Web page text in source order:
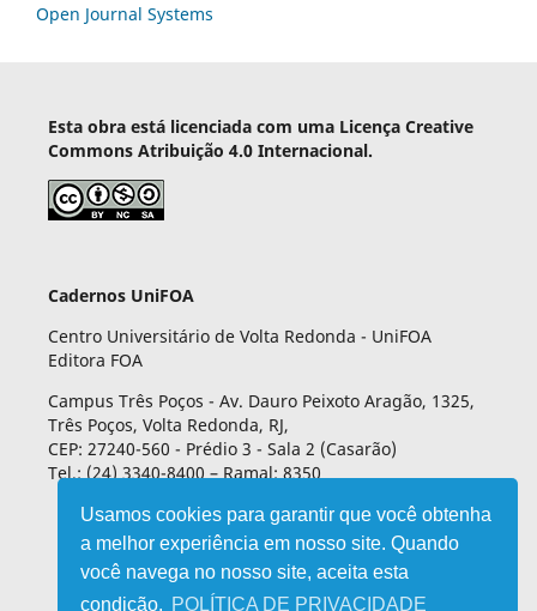
Usamos cookies para garantir que você obtenha
a melhor experiência em nosso site. Quando
você navega no nosso site, aceita esta
condição. POLÍTICA DE PRIVACIDADE
Open Journal Systems
Esta obra está licenciada com uma Licença Creative
Commons Atribuição 4.0 Internacional.
Cadernos UniFOA
Centro Universitário de Volta Redonda - UniFOA
Editora FOA
Campus Três Poços - Av. Dauro Peixoto Aragão, 1325,
Três Poços, Volta Redonda, RJ,
CEP: 27240-560 - Prédio 3 - Sala 2 (Casarão)
Tel.: (24) 3340-8400 – Ramal: 8350